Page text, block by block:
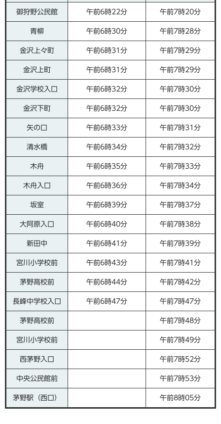
御狩野公民館 午前6時22分 午前7時20分
青柳 午前6時30分 午前7時28分
金沢上々町 午前6時31分 午前7時29分
金沢上町 午前6時31分 午前7時29分
金沢学校入口 午前6時32分 午前7時30分
金沢下町 午前6時32分 午前7時30分
矢の口 午前6時33分 午前7時31分
清水橋 午前6時34分 午前7時32分
木舟 午前6時35分 午前7時33分
木舟入口 午前6時36分 午前7時34分
坂室 午前6時39分 午前7時37分
大阿原入口 午前6時40分 午前7時38分
新田中 午前6時41分 午前7時39分
宮川小学校前 午前6時43分 午前7時41分
茅野高校前 午前6時44分 午前7時42分
長峰中学校入口 午前6時47分 午前7時47分
茅野高校前 午前7時48分
宮川小学校前 午前7時49分
西茅野入口 午前7時52分
中央公民館前 午前7時53分
茅野駅（西口） 午前8時05分